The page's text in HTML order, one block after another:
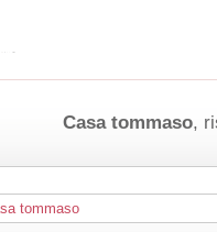
Casa tommaso,